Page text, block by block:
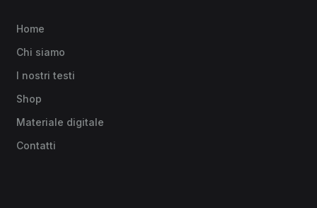
Home
Chi siamo
I nostri testi
Shop
Materiale digitale
Contatti